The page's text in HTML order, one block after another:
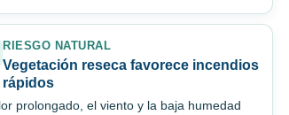
RIESGO NATURAL
Vegetación reseca favorece incendios
rápidos
prolongado, el viento y la baja humedad